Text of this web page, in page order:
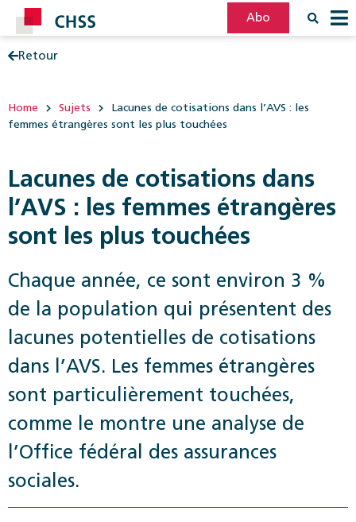
Abo
Retour
Home Sujets
Lacunes de cotisations dans l’AVS : les
femmes étrangères sont les plus touchées
Lacunes de cotisations dans
l’AVS : les femmes étrangères
sont les plus touchées
Chaque année, ce sont environ 3 %
de la population qui présentent des
lacunes potentielles de cotisations
dans l’AVS. Les femmes étrangères
sont particulièrement touchées,
comme le montre une analyse de
l’Office fédéral des assurances
sociales.